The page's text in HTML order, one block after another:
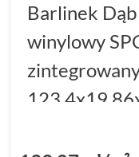
Barlinek
winylowy